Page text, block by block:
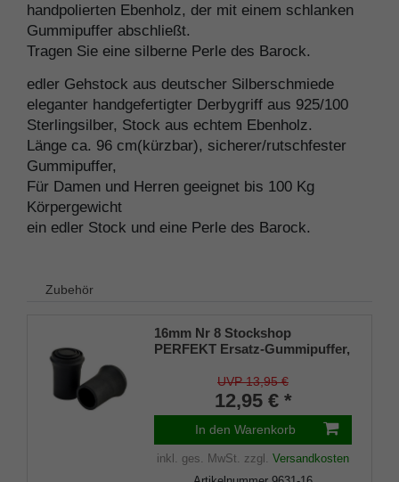
handpolierten Ebenholz, der mit einem schlanken
Gummipuffer abschließt.
Tragen Sie eine silberne Perle des Barock.
edler Gehstock aus deutscher Silberschmiede
eleganter handgefertigter Derbygriff aus 925/100
Sterlingsilber, Stock aus echtem Ebenholz.
Länge ca. 96 cm(kürzbar), sicherer/rutschfester
Gummipuffer,
Für Damen und Herren geeignet bis 100 Kg
Körpergewicht
ein edler Stock und eine Perle des Barock.
Zubehör
16mm Nr 8 Stockshop
PERFEKT Ersatz-Gummipuffer,
elegant, mit Metalleinlage (VE 2
UVP 13,95 €
12,95 € *
In den Warenkorb
inkl. ges. MwSt. zzgl. Versandkosten